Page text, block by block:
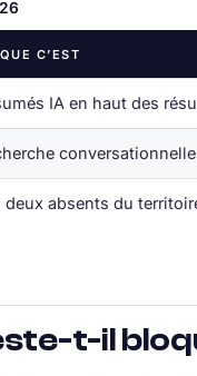
C’EST
IA en haut des
deux absents du
t-il